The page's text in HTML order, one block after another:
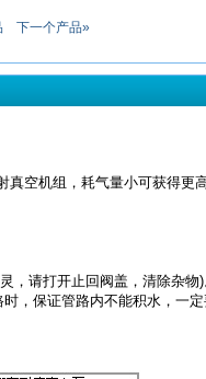
下一个产品»
空机组，耗气量小可获得更
，请打开止回阀盖，清除杂物)
，保证管路内不能积水，一